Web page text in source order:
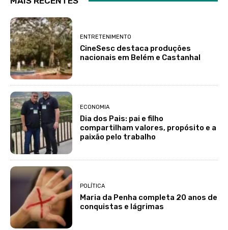
ENTRETENIMENTO
CineSesc destaca produções
nacionais em Belém e Castanhal
ECONOMIA
Dia dos Pais: pai e filho
compartilham valores, propósito e a
paixão pelo trabalho
POLÍTICA
Maria da Penha completa 20 anos de
conquistas e lágrimas